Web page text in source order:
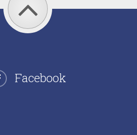
Facebook